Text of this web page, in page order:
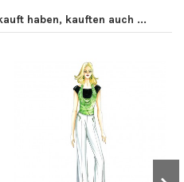
haben, kauften auch ...